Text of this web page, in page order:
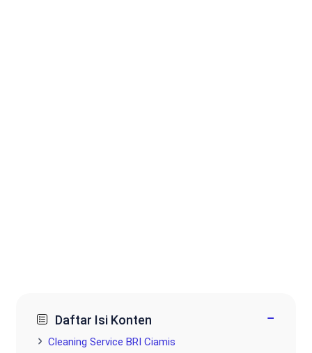
Daftar Isi Konten −
Cleaning Service BRI Ciamis